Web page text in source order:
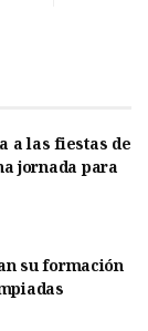
a las fiestas de
jornada para
su formación